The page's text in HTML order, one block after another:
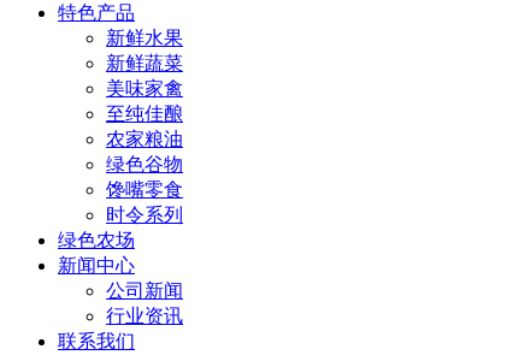
特色产品
新鲜水果
新鲜蔬菜
美味家禽
至纯佳酿
农家粮油
绿色谷物
馋嘴零食
时令系列
绿色农场
新闻中心
公司新闻
行业资讯
联系我们